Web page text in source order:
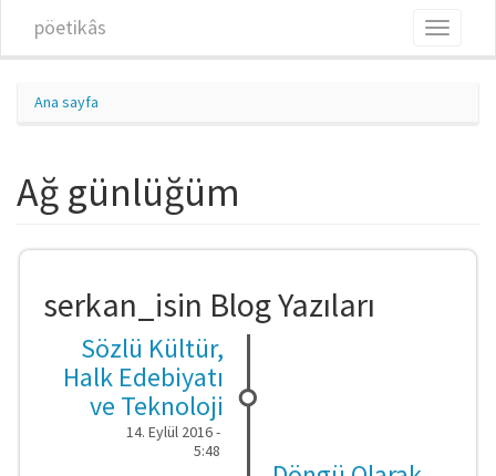
pöetikâs
Toggle
Ana sayfa
Ağ günlüğüm
serkan_isin Blog Yazıları
Sözlü Kültür,
Halk Edebiyatı
ve Teknoloji
14. Eylül 2016 -
5:48